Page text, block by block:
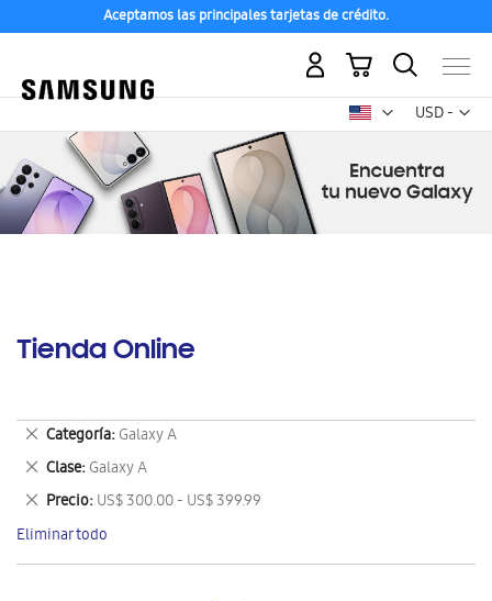
Aceptamos las principales tarjetas de crédito.
USD -
dólar
Mi carrito
Tienda Online
Categoría Galaxy A
Eliminar
este
artículo
Clase Galaxy A
Eliminar
este
artículo
Precio US$ 300.00 - US$ 399.99
Eliminar
este
artículo
Eliminar todo